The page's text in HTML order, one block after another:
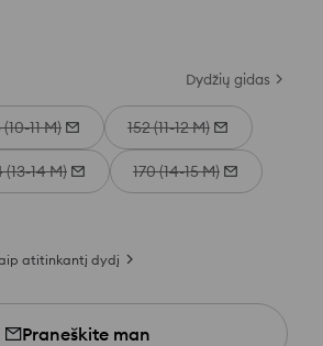
Dydžių gidas
11 M) 152 (11-12 M)
(13-14 M) 170 (14-15 M)
atitinkantį dydį
Praneškite man